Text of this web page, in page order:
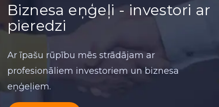
Biznesa eņģeļi - investori ar
pieredzi
Ar īpašu rūpību mēs strādājam ar
profesionāliem investoriem un biznesa
eņģeļiem.